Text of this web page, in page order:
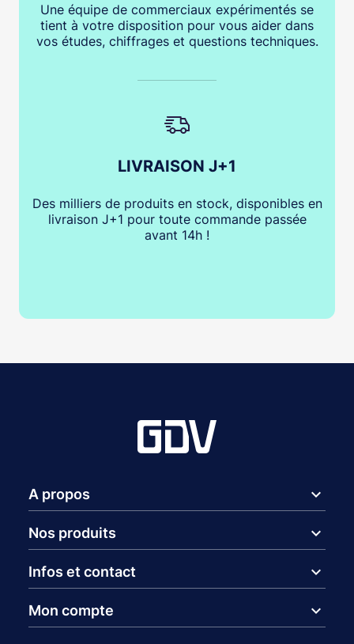
Une équipe de commerciaux expérimentés se
tient à votre disposition pour vous aider dans
vos études, chiffrages et questions techniques.
LIVRAISON J+1
Des milliers de produits en stock, disponibles en
livraison J+1 pour toute commande passée
avant 14h !
A propos expand_more
Nos produits expand_more
Infos et contact expand_more
Mon compte expand_more